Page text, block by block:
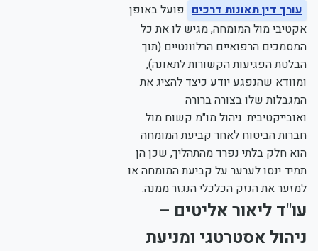
עורך דין תאונות דרכים פועל באופן
אקטיבי מול המומחה, מגיש לו את כל
המסמכים הרפואיים הרלוונטיים (תוך
הבלטת הפגיעות הקשורות לתאונה),
ומוודא שהנפגע יודע כיצד להציג את
המגבלות שלו בצורה ברורה
ואובייקטיבית. ניהול מו"מ קשוח מול
חברות הביטוח לאחר קביעת המומחה
הוא חלק בלתי נפרד מהתהליך, שכן הן
תמיד ינסו לערער על קביעת המומחה או
למזער את הנזק הכלכלי הנגזר ממנה.
עו"ד ליאור אליטים –
ניהול אסטרטגי ומניעת